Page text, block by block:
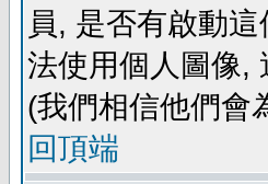
員, 是否有啟動
法使用個人圖像,
(我們相信他們會
回頂端